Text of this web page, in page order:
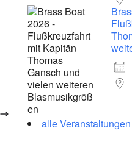
alle Veranstaltungen